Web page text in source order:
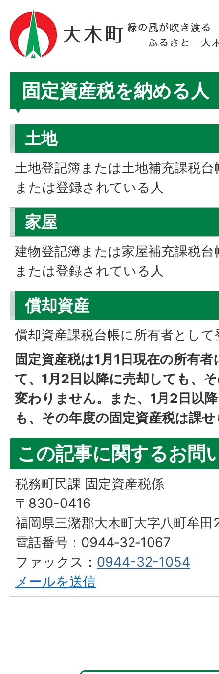
固定資産税を納める人
土地
土地登記簿または土地補充課税
または登録されている人
家屋
建物登記簿または家屋補充課税
または登録されている人
償却資産
償却資産課税台帳に所有者とし
固定資産税は1月1日現在の所有
て、1月2日以降に売却しても、
変わりません。また、1月2日以
も、その年度の固定資産税は課
この記事に関するお問
税務町民課 固定資産税係
〒830-0416
福岡県三潴郡大木町大字八町牟
電話番号：0944‐32‐1067
ファックス： 0944-32-1054
メールを送信